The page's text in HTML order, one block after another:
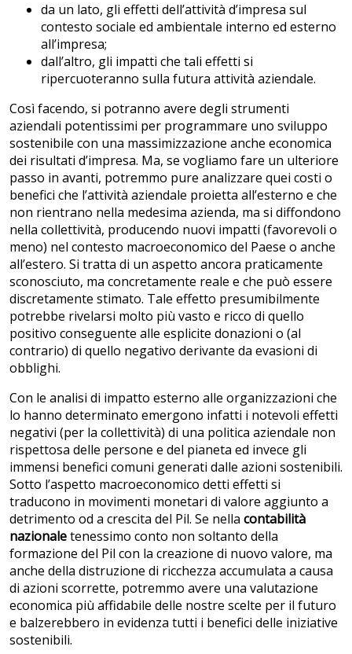
da un lato, gli effetti dell’attività d’impresa sul
contesto sociale ed ambientale interno ed esterno
all’impresa;
dall’altro, gli impatti che tali effetti si
ripercuoteranno sulla futura attività aziendale.
Così facendo, si potranno avere degli strumenti
aziendali potentissimi per programmare uno sviluppo
sostenibile con una massimizzazione anche economica
dei risultati d’impresa. Ma, se vogliamo fare un ulteriore
passo in avanti, potremmo pure analizzare quei costi o
benefici che l’attività aziendale proietta all’esterno e che
non rientrano nella medesima azienda, ma si diffondono
nella collettività, producendo nuovi impatti (favorevoli o
meno) nel contesto macroeconomico del Paese o anche
all’estero. Si tratta di un aspetto ancora praticamente
sconosciuto, ma concretamente reale e che può essere
discretamente stimato. Tale effetto presumibilmente
potrebbe rivelarsi molto più vasto e ricco di quello
positivo conseguente alle esplicite donazioni o (al
contrario) di quello negativo derivante da evasioni di
obblighi.
Con le analisi di impatto esterno alle organizzazioni che
lo hanno determinato emergono infatti i notevoli effetti
negativi (per la collettività) di una politica aziendale non
rispettosa delle persone e del pianeta ed invece gli
immensi benefici comuni generati dalle azioni sostenibili.
Sotto l’aspetto macroeconomico detti effetti si
traducono in movimenti monetari di valore aggiunto a
detrimento od a crescita del Pil. Se nella contabilità
nazionaletenessimo conto non soltanto della
formazione del Pil con la creazione di nuovo valore, ma
anche della distruzione di ricchezza accumulata a causa
di azioni scorrette, potremmo avere una valutazione
economica più affidabile delle nostre scelte per il futuro
e balzerebbero in evidenza tutti i benefici delle iniziative
sostenibili.